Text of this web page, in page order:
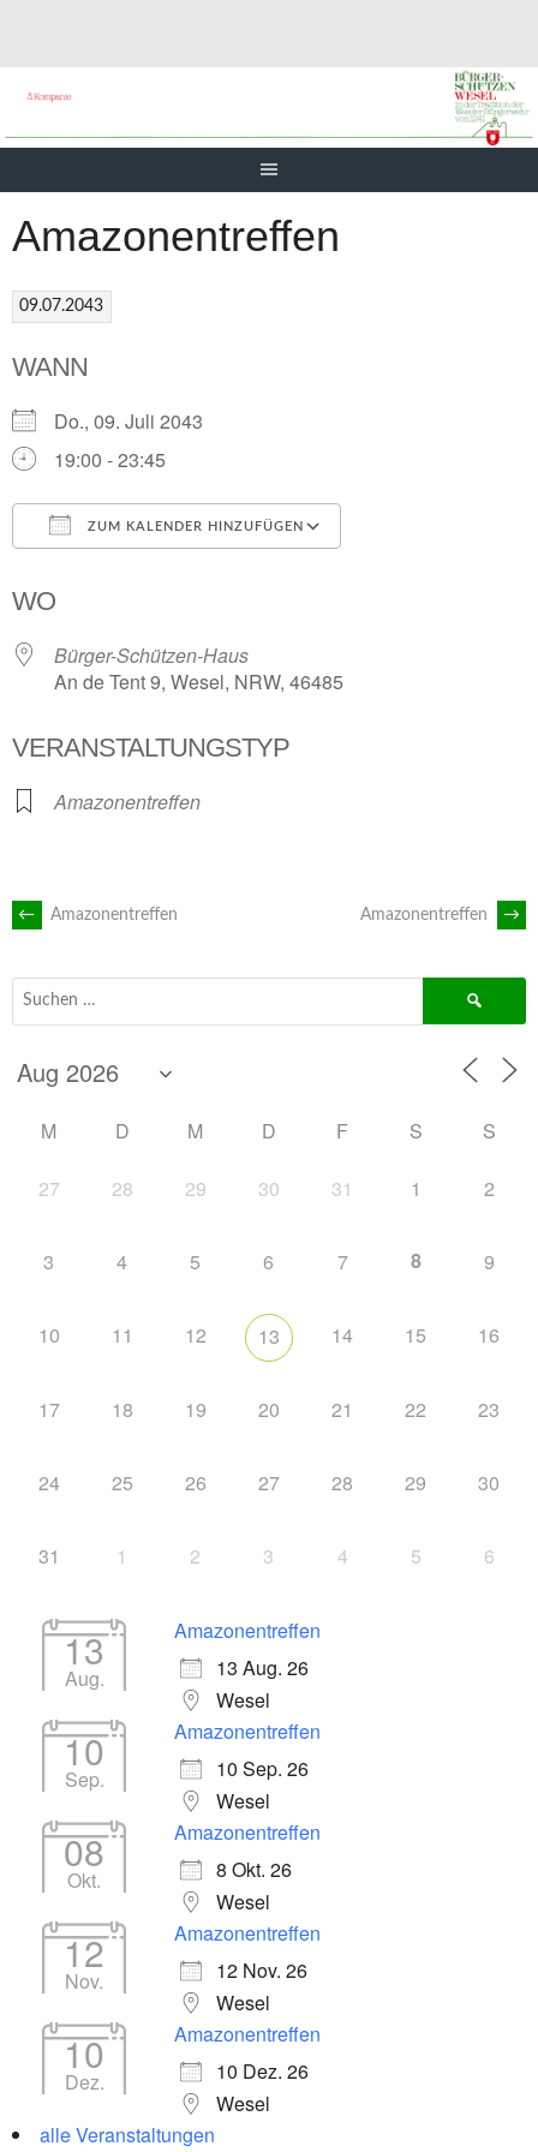
Amazonentreffen
09.07.2043
WANN
Do., 09. Juli 2043
19:00 - 23:45
ZUM KALENDER HINZUFÜGEN
WO
Bürger-Schützen-Haus
An de Tent 9, Wesel, NRW, 46485
VERANSTALTUNGSTYP
Amazonentreffen
ARTIKEL-
NAVIGATION
← Amazonentreffen Amazonentreffen →
M D M D F S S
27 28 29 30 31 1 2
3 4 5 6 7 8 9
10 11 12 13 14 15 16
17 18 19 20 21 22 23
24 25 26 27 28 29 30
31 1 2 3 4 5 6
13
Aug.
Amazonentreffen
13 Aug. 26
Wesel
10
Sep.
Amazonentreffen
10 Sep. 26
Wesel
08
Okt.
Amazonentreffen
8 Okt. 26
Wesel
12
Nov.
Amazonentreffen
12 Nov. 26
Wesel
10
Dez.
Amazonentreffen
10 Dez. 26
Wesel
alle Veranstaltungen